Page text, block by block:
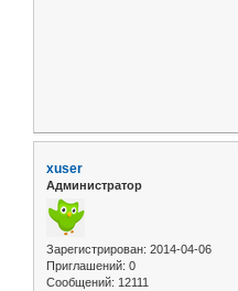
xuser
Администратор
Зарегистрирован: 2014-04-06
Приглашений: 0
Сообщений: 12111